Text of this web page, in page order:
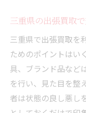
三重県の出張買取
三重県で出張買取を
ためのポイントはい
具、ブランド品など
を行い、見た目を整
者は状態の良し悪し